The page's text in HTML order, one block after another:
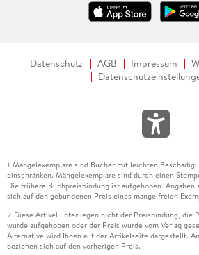
Datenschutz AGB Impressum
1 Mängelexemplare sind Bücher mit leichten
einschränken. Mängelexemplare sind durch einen
Die frühere Buchpreisbindung ist aufgehoben. Angaben
sich auf den gebundenen Preis eines mangelfreien
2 Diese Artikel unterliegen nicht der Preisbindung, die
wurde aufgehoben oder der Preis wurde vom Verlag
Alternative wird Ihnen auf der Artikelseite dargestellt.
beziehen sich auf den vorherigen Preis.